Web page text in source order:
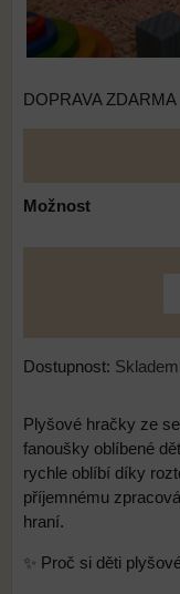
DOPRAVA ZDARMA
Možnost
Dostupnost:
Plyšové hračky ze
fanoušky oblíbené
rychle oblíbí díky
příjemnému
hraní.
✨ Proč si děti